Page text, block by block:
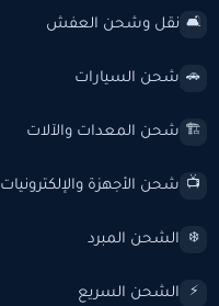
🛋️ نقل وشحن العفش
🚗 شحن السيارات
🏗️ شحن المعدات والآلات
📺 شحن الأجهزة والإلكترونيات
❄️ الشحن المبرد
⚡ الشحن السريع